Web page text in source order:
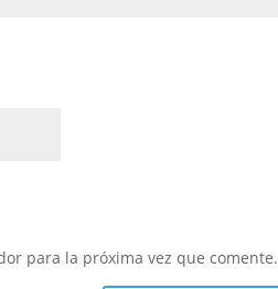
para la próxima vez que comente.